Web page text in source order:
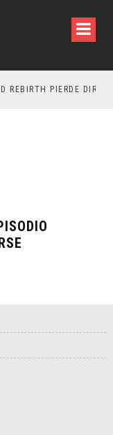
REBIRTH PIERDE